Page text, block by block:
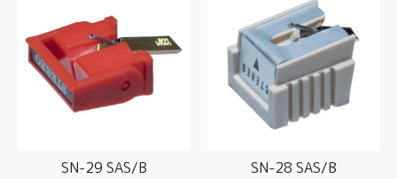
SN-29 SAS/B SN-28 SAS/B